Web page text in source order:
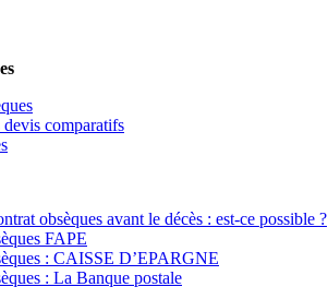
devis comparatifs
obsèques avant le décès : est-ce possible ?
FAPE
: CAISSE D’EPARGNE
: La Banque postale